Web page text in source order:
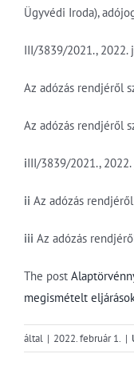
Ügyvédi Iroda),
III/3839/2021., 2022.
Az adózás rendjéről
Az adózás rendjéről
iIII/3839/2021.,
ii Az adózás
iii Az adózás
The post
megismételt
által | 2022. február 1. |